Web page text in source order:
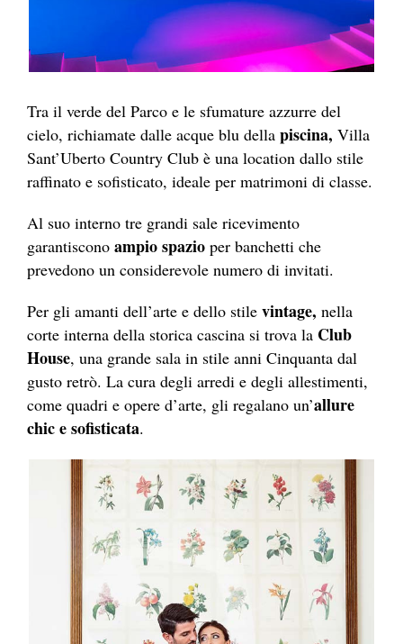
Tra il verde del Parco e le sfumature azzurre del
cielo, richiamate dalle acque blu della piscina, Villa
Sant’Uberto Country Club è una location dallo stile
raffinato e sofisticato, ideale per matrimoni di classe.
Al suo interno tre grandi sale ricevimento
garantiscono ampio spazio per banchetti che
prevedono un considerevole numero di invitati.
Per gli amanti dell’arte e dello stile vintage, nella
corte interna della storica cascina si trova la Club
House, una grande sala in stile anni Cinquanta dal
gusto retrò. La cura degli arredi e degli allestimenti,
come quadri e opere d’arte, gli regalano un’allure
chic e sofisticata.